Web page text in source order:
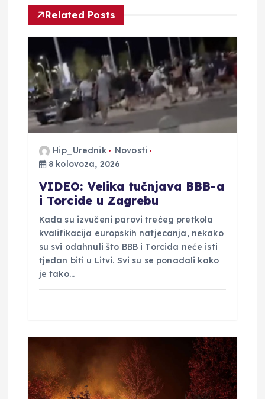
a
o
b
Related Posts
Hip_Urednik
Novosti
8 kolovoza, 2026
VIDEO: Velika tučnjava BBB-a
i Torcide u Zagrebu
Kada su izvučeni parovi trećeg pretkola
kvalifikacija europskih natjecanja, nekako
su svi odahnuli što BBB i Torcida neće isti
tjedan biti u Litvi. Svi su se ponadali kako
je tako…